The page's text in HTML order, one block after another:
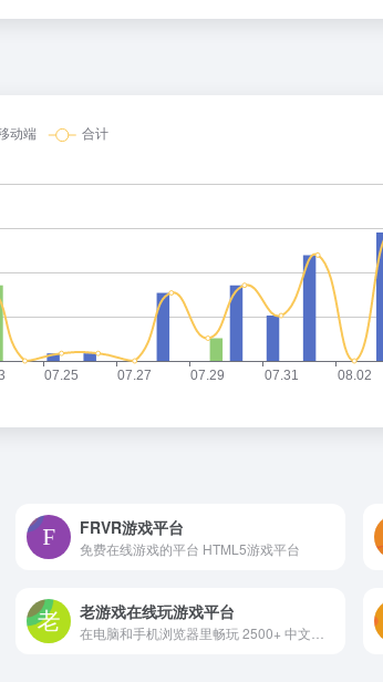
FRVR游戏平台
免费在线游戏的平台 HTML5游戏平台
老游戏在线玩游戏平台